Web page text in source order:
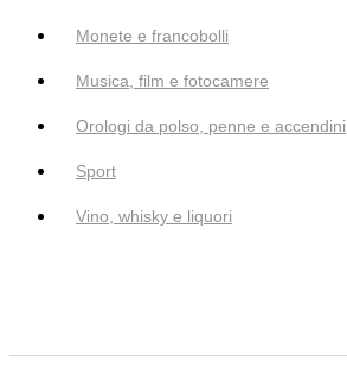
Monete e francobolli
Musica, film e fotocamere
Orologi da polso, penne e accendini
Sport
Vino, whisky e liquori